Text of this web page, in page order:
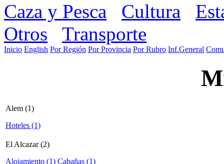
Caza y Pesca
Cultura
Otros
Transporte
Inicio English Por Región Por Provincia Por Rubro Inf.General
Alem (1)
Hoteles (1)
El Alcazar (2)
Alojamiento (1) Cabañas (1)